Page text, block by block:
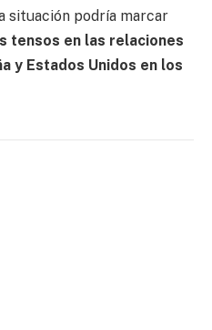
situación podría marcar
tensos en las relaciones
y Estados Unidos en los